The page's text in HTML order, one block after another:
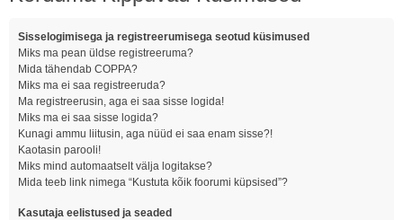
Sisselogimisega ja registreerumisega seotud küsimused
Miks ma pean üldse registreeruma?
Mida tähendab COPPA?
Miks ma ei saa registreeruda?
Ma registreerusin, aga ei saa sisse logida!
Miks ma ei saa sisse logida?
Kunagi ammu liitusin, aga nüüd ei saa enam sisse?!
Kaotasin parooli!
Miks mind automaatselt välja logitakse?
Mida teeb link nimega “Kustuta kõik foorumi küpsised”?
Kasutaja eelistused ja seaded